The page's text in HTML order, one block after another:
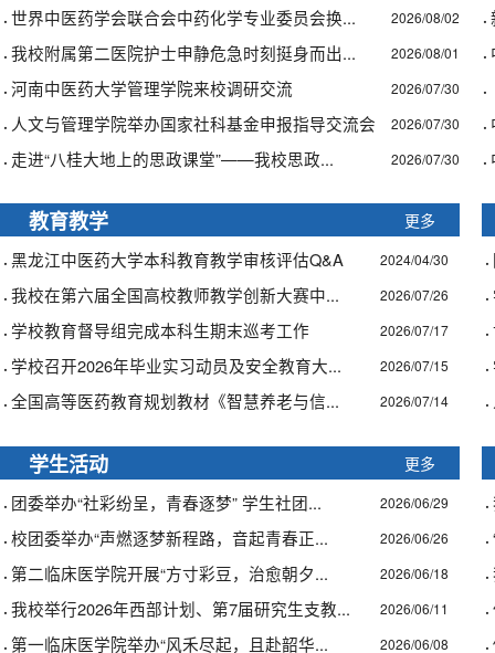
·世界中医药学会联合会中药化学专业委员会换... 2026/08/02
·我校附属第二医院护士申静危急时刻挺身而出... 2026/08/01
·河南中医药大学管理学院来校调研交流 2026/07/30
· 人文与管理学院举办国家社科基金申报指导交流会 2026/07/30
· 走进“八桂大地上的思政课堂”——我校思政... 2026/07/30
·
·
·
·
·
教育教学 更多
·黑龙江中医药大学本科教育教学审核评估Q&A 2024/04/30
·我校在第六届全国高校教师教学创新大赛中... 2026/07/26
·学校教育督导组完成本科生期末巡考工作 2026/07/17
·学校召开2026年毕业实习动员及安全教育大... 2026/07/15
·全国高等医药教育规划教材《智慧养老与信... 2026/07/14
·
·
·
·
·
学生活动 更多
· 团委举办“社彩纷呈，青春逐梦” 学生社团... 2026/06/29
·校团委举办“声燃逐梦新程路，音起青春正... 2026/06/26
· 第二临床医学院开展“方寸彩豆，治愈朝夕... 2026/06/18
·我校举行2026年西部计划、第7届研究生支教... 2026/06/11
· 第一临床医学院举办“风禾尽起，且赴韶华... 2026/06/08
·
·
·
·
·